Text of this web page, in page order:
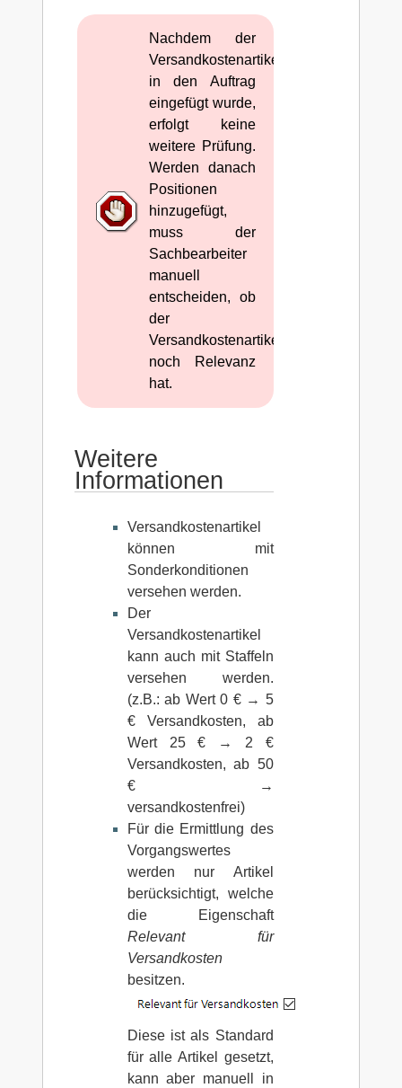
Nachdem der
Versandkostenartikel
in den Auftrag
eingefügt wurde,
erfolgt keine
weitere Prüfung.
Werden danach
Positionen
hinzugefügt,
muss der
Sachbearbeiter
manuell
entscheiden, ob
der
Versandkostenartikel
noch Relevanz
hat.
Weitere
Informationen
Versandkostenartikel
können mit
Sonderkonditionen
versehen werden.
Der
Versandkostenartikel
kann auch mit Staffeln
versehen werden.
(z.B.: ab Wert 0 € → 5
€ Versandkosten, ab
Wert 25 € → 2 €
Versandkosten, ab 50
€ →
versandkostenfrei)
Für die Ermittlung des
Vorgangswertes
werden nur Artikel
berücksichtigt, welche
die Eigenschaft
Relevant für
Versandkosten
besitzen.
Diese ist als Standard
für alle Artikel gesetzt,
kann aber manuell in